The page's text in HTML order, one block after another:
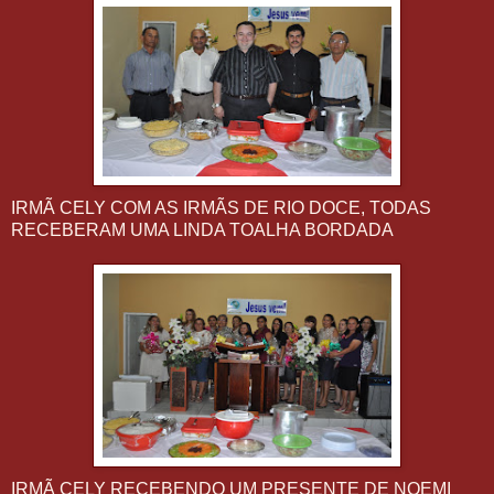
IRMÃ CELY COM AS IRMÃS DE RIO DOCE, TODAS
RECEBERAM UMA LINDA TOALHA BORDADA
IRMÃ CELY RECEBENDO UM PRESENTE DE NOEMI